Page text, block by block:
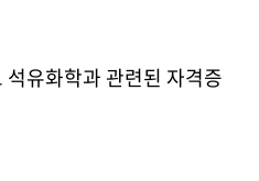
유화학과 관련된 자격증